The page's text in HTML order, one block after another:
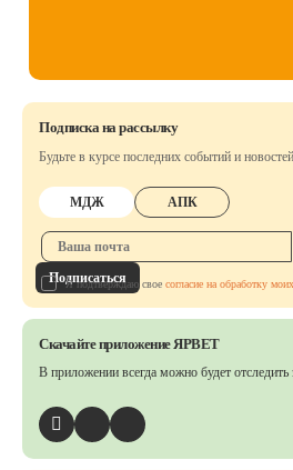
Подписка на рассылку
Будьте в курсе последних событий и новостей
МДЖ АПК
Подписаться
Я подтверждаю свое согласие на обработку
Скачайте приложение ЯРВЕТ
В приложении всегда можно будет отследить